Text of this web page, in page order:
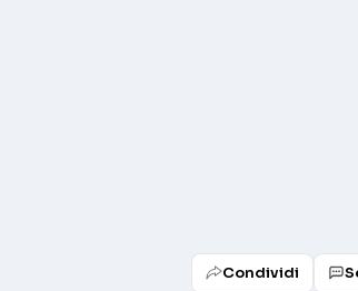
Condividi